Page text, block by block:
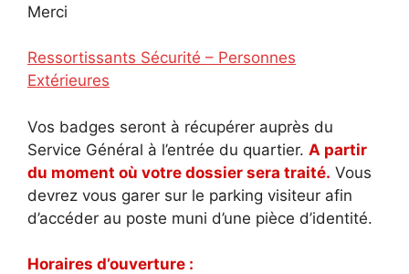
Merci
Ressortissants Sécurité – Personnes
Extérieures
Vos badges seront à récupérer auprès du
Service Général à l’entrée du quartier. A partir
du moment où votre dossier sera traité. Vous
devrez vous garer sur le parking visiteur afin
d’accéder au poste muni d’une pièce d’identité.
Horaires d’ouverture :